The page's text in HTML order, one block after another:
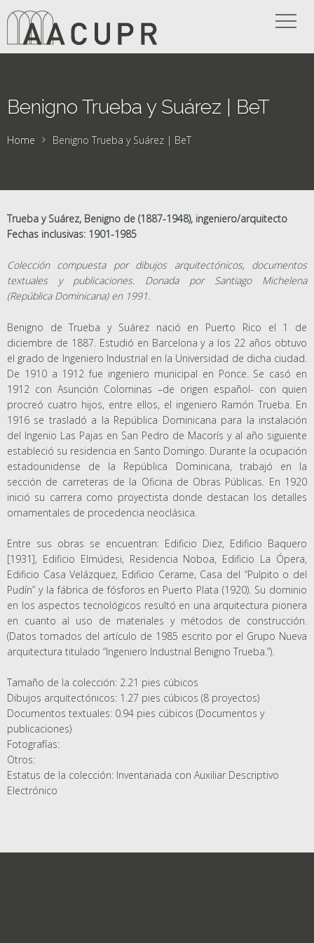
Benigno Trueba y Suárez | BeT
Home Benigno Trueba y Suárez | BeT
Trueba y Suárez, Benigno de (1887-1948), ingeniero/arquitecto
Fechas inclusivas: 1901-1985
Colección compuesta por dibujos arquitectónicos, documentos
textuales y publicaciones. Donada por Santiago Michelena
(República Dominicana) en 1991.
Benigno de Trueba y Suárez nació en Puerto Rico el 1 de
diciembre de 1887. Estudió en Barcelona y a los 22 años obtuvo
el grado de Ingeniero Industrial en la Universidad de dicha ciudad.
De 1910 a 1912 fue ingeniero municipal en Ponce. Se casó en
1912 con Asunción Colominas –de origen español- con quien
procreó cuatro hijos, entre ellos, el ingeniero Ramón Trueba. En
1916 se trasladó a la República Dominicana para la instalación
del Ingenio Las Pajas en San Pedro de Macorís y al año siguiente
estableció su residencia en Santo Domingo. Durante la ocupación
estadounidense de la República Dominicana, trabajó en la
sección de carreteras de la Oficina de Obras Públicas. En 1920
inició su carrera como proyectista donde destacan los detalles
ornamentales de procedencia neoclásica.
Entre sus obras se encuentran: Edificio Diez, Edificio Baquero
[1931], Edificio Elmúdesi, Residencia Noboa, Edificio La Ópera,
Edificio Casa Velázquez, Edificio Cerame, Casa del “Pulpito o del
Pudín” y la fábrica de fósforos en Puerto Plata (1920). Su dominio
en los aspectos tecnológicos resultó en una arquitectura pionera
en cuanto al uso de materiales y métodos de construcción.
(Datos tomados del artículo de 1985 escrito por el Grupo Nueva
arquitectura titulado “Ingeniero Industrial Benigno Trueba.”).
Tamaño de la colección: 2.21 pies cúbicos
Dibujos arquitectónicos: 1.27 pies cúbicos (8 proyectos)
Documentos textuales: 0.94 pies cúbicos (Documentos y
publicaciones)
Fotografías:
Otros:
Estatus de la colección: Inventariada con Auxiliar Descriptivo
Electrónico